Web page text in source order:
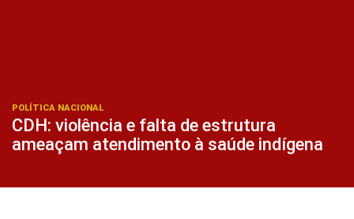
POLÍTICA NACIONAL
CDH: violência e falta de estrutura
ameaçam atendimento à saúde indígena